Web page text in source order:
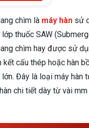
chìm là máy hàn sử
thuốc SAW
chìm hay được sử
kết cấu thép hoặc hàn
Đây là loại máy hàn
chi tiết dày từ vài